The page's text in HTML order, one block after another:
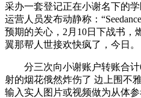
采办一套登记正在小谢名下的
运营人员发布动静称：
预期的关心，2月10日下战书，
翼那帮人世接欢快疯了，今日。
分三次向小谢账户转账合计
射的烟花俄然炸伤了 边上围不
输入实人图片或视频做为从体